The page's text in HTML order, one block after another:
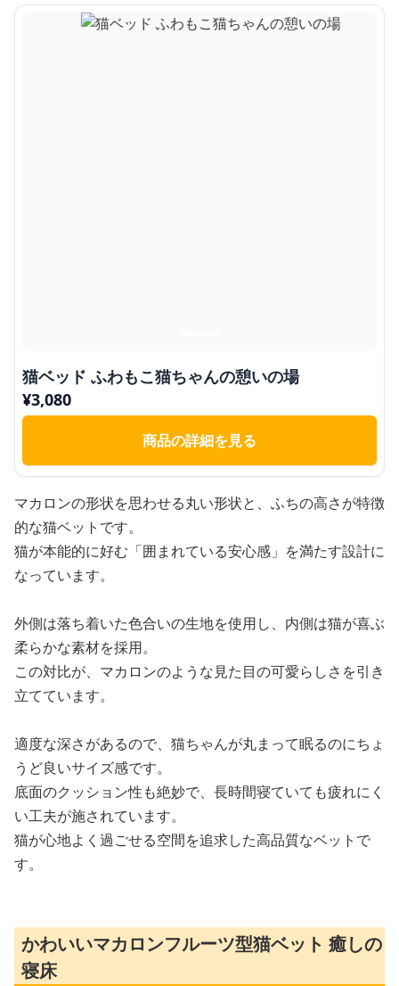
猫ベッド ふわもこ猫ちゃんの憩いの場
¥3,080
商品の詳細を見る
マカロンの形状を思わせる丸い形状と、ふちの高さが特徴
的な猫ベットです。
猫が本能的に好む「囲まれている安心感」を満たす設計に
なっています。
外側は落ち着いた色合いの生地を使用し、内側は猫が喜ぶ
柔らかな素材を採用。
この対比が、マカロンのような見た目の可愛らしさを引き
立てています。
適度な深さがあるので、猫ちゃんが丸まって眠るのにちょ
うど良いサイズ感です。
底面のクッション性も絶妙で、長時間寝ていても疲れにく
い工夫が施されています。
猫が心地よく過ごせる空間を追求した高品質なベットで
す。
かわいいマカロンフルーツ型猫ベット 癒しの
寝床